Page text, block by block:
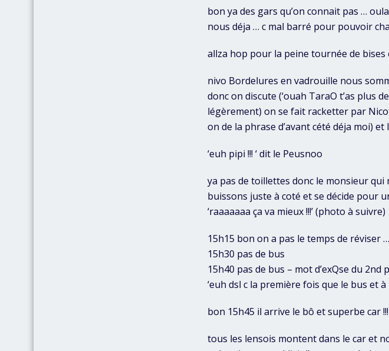
bon ya des gars qu’on connait pas …
nous déja … c mal barré pour pouvoir
allza hop pour la peine tournée de
nivo Bordelures en vadrouille nous
donc on discute (‘ouah TaraO t’as plus
légèrement) on se fait racketter par
on de la phrase d’avant cété déja moi) et
‘euh pipi !!! ‘ dit le Peusnoo
ya pas de toillettes donc le monsieur qui
buissons juste à coté et se décide pour
‘raaaaaaa ça va mieux !!!’ (photo à suivre)
15h15 bon on a pas le temps de réviser …
15h30 pas de bus
15h40 pas de bus – mot d’exQse du
‘euh dsl c la première fois que le bus et à
bon 15h45 il arrive le bô et superbe car
tous les lensois montent dans le car et